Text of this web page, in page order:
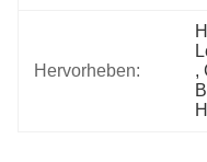
Hervorheben:
,